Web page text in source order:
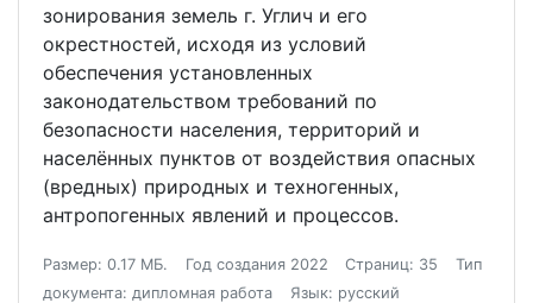
зонирования земель г. Углич и его
окрестностей, исходя из условий
обеспечения установленных
законодательством требований по
безопасности населения, территорий и
населённых пунктов от воздействия опасных
(вредных) природных и техногенных,
антропогенных явлений и процессов.
Размер: 0.17 МБ. Год создания 2022 Страниц: 35
Тип
документа: дипломная работа
Язык: русский